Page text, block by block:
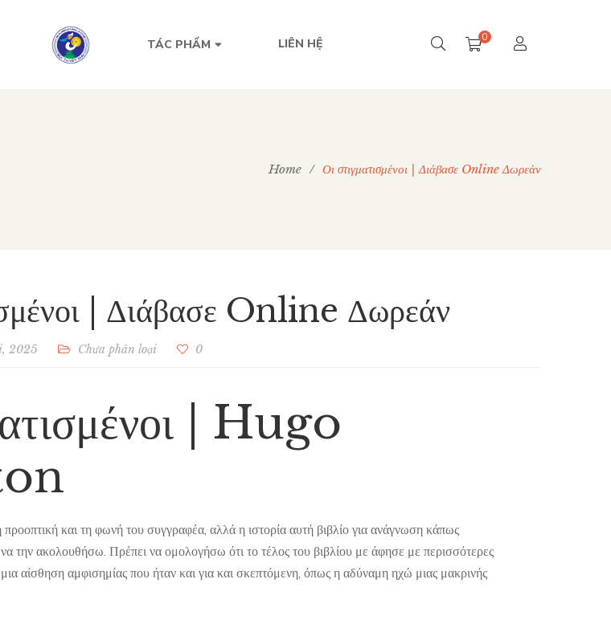
TÁC PHẨM LIÊN HỆ 0
Home / Οι στιγματισμένοι | Διάβασε Online Δωρεάν
| Διάβασε Online Δωρεάν
2025 Chưa phân loại 0
| Hugo
προοπτική και τη φωνή του συγγραφέα, αλλά η ιστορία αυτή βιβλίο για ανάγνωση κάπως
την ακολουθήσω. Πρέπει να ομολογήσω ότι το τέλος του βιβλίου με άφησε με περισσότερες
αίσθηση αμφισημίας που ήταν και για και σκεπτόμενη, όπως η αδύναμη ηχώ μιας μακρινής